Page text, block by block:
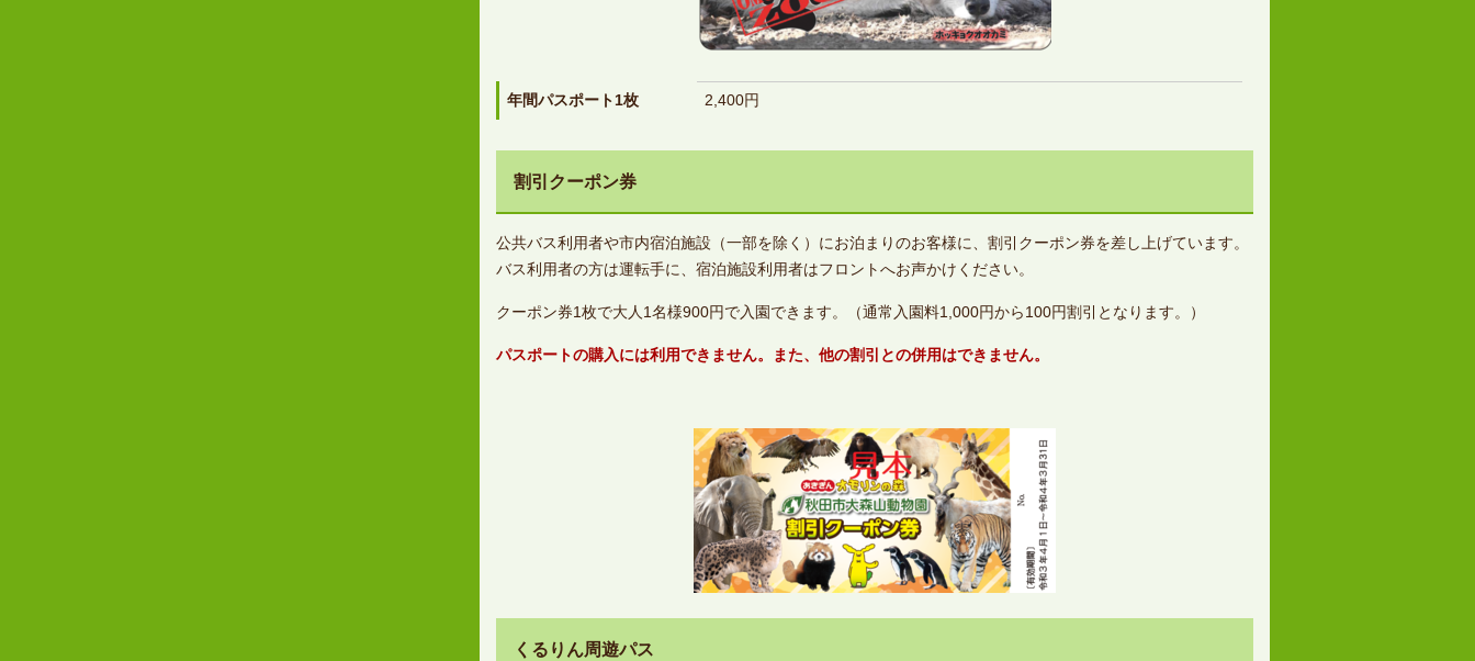
年間パスポート1枚 2,400円
割引クーポン券
公共バス利用者や市内宿泊施設（一部を除く）にお泊まりのお客様に、割引クーポン券を差し上げています。
バス利用者の方は運転手に、宿泊施設利用者はフロントへお声かけください。
クーポン券1枚で大人1名様900円で入園できます。（通常入園料1,000円から100円割引となります。）
パスポートの購入には利用できません。また、他の割引との併用はできません。
くるりん周遊パス